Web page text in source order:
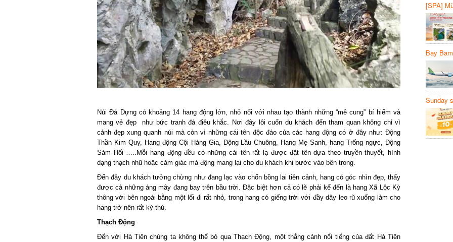
Núi Đá Dựng có khoảng 14 hang động lớn, nhỏ nối với nhau tạo thành những “mê cung” bí hiểm và
mang vẻ đẹp như bức tranh đá điêu khắc. Nơi đây lôi cuốn du khách đến tham quan không chỉ vì
cảnh đẹp xung quanh núi mà còn vì những cái tên độc đáo của các hang động có ở đây như: Động
Thần Kim Quy, Hang động Cội Hàng Gia, Động Lầu Chuông, Hang Mẹ Sanh, hang Trống ngực, Động
Sám Hối …..Mỗi hang động đều có những cái tên rất lạ được đặt tên dựa theo truyền thuyết, hình
dạng thạch nhũ hoặc cảm giác mà động mang lại cho du khách khi bước vào bên trong.
Đến đây du khách tưởng chừng như đang lạc vào chốn bồng lai tiên cảnh, hang có góc nhìn đẹp, thấy
được cả những áng mây đang bay trên bầu trời. Đặc biệt hơn cả có lẽ phải kể đến là hang Xã Lộc Kỳ
thông với bên ngoài bằng một lối đi rất nhỏ, trong hang có giếng trời với đầy dây leo rũ xuống làm cho
hang trở nên rất kỳ thú.
Thạch Động
Đến với Hà Tiên chúng ta không thể bỏ qua Thạch Động, một thắng cảnh nổi tiếng của đất Hà Tiên
[SPA]
20%
Bay
Sunday